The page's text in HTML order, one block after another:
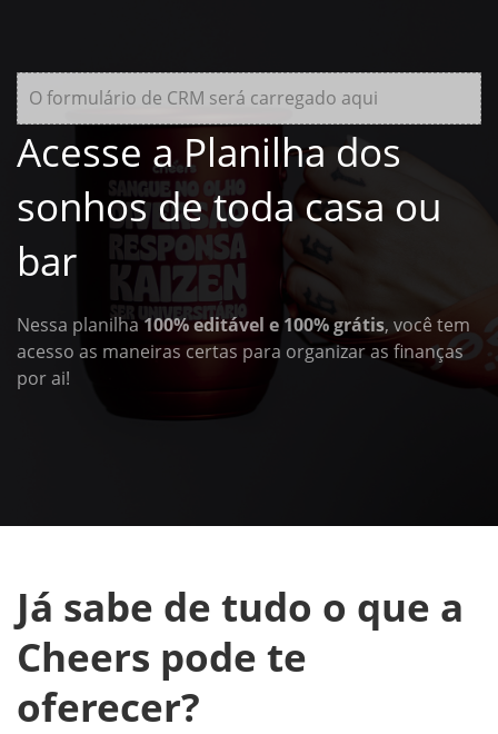
O formulário de CRM será carregado aqui
Acesse a Planilha dos
sonhos de toda casa ou
bar
Nessa planilha100% editável e 100% grátis, você tem
acesso as maneiras certas para organizar as finanças
por ai!
Já sabe de tudo o que a
Cheers pode te
oferecer?